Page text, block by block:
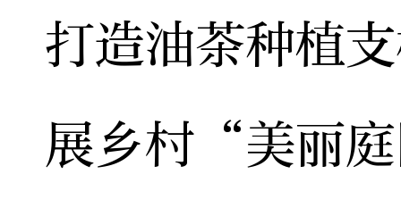
打造油茶种植
展乡村“美丽